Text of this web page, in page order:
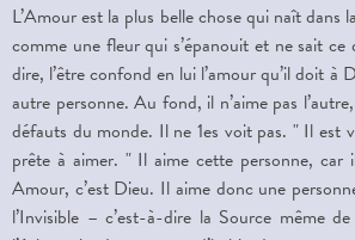
L’Amour est la plus belle chose qui naît dans
comme une fleur qui s’épanouit et ne sait
dire, l’être confond en lui l’amour qu’il doit à
autre personne. Au fond, il n’aime pas
défauts du monde. Il ne 1es voit pas. " Il est
prête à aimer. " Il aime cette personne, car
Amour, c’est Dieu. Il aime donc une
l’Invisible – c’est-à-dire la Source même